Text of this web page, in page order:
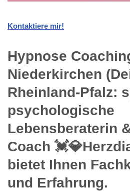
Kontaktiere mir!
Hypnose
Niederkirchen
Rheinland-Pfalz:
psychologische
Lebensberaterin
Coach
bietet Ihnen
und Erfahrung.